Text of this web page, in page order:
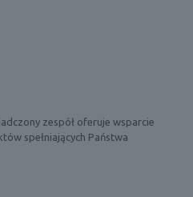
zespół oferuje wsparcie
spełniających Państwa